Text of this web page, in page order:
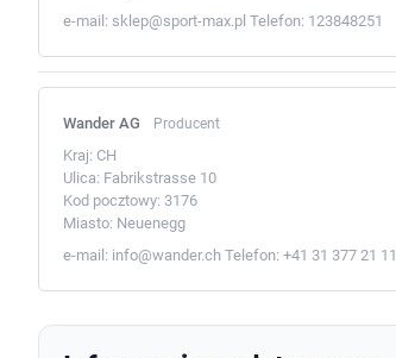
e-mail: sklep@sport-max.pl Telefon: 123848251
Wander AG Producent
Kraj: CH
Ulica: Fabrikstrasse 10
Kod pocztowy: 3176
Miasto: Neuenegg
e-mail: info@wander.ch Telefon: +41 31 377 21 11